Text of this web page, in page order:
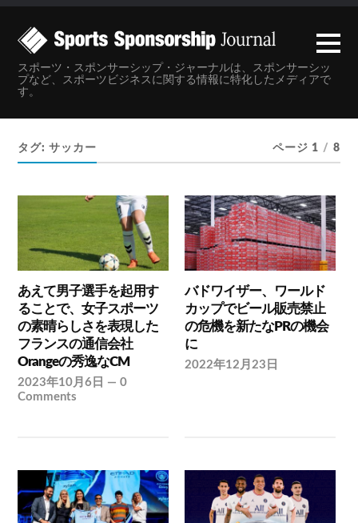
スポーツ・スポンサーシップ・ジャーナルは、スポンサーシッ
プなど、スポーツビジネスに関する情報に特化したメディアで
す。
タグ:サッカー ページ 1 / 8
あえて男子選手を起用す
ることで、女子スポーツ
の素晴らしさを表現した
フランスの通信会社
Orangeの秀逸なCM
2023年10月6日 —0
Comments
バドワイザー、ワールド
カップでビール販売禁止
の危機を新たなPRの機会
に
2022年12月23日